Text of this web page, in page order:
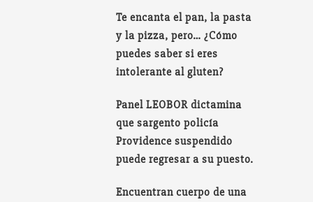
Te encanta el pan, la pasta
y la pizza, pero… ¿Cómo
puedes saber si eres
intolerante al gluten?
Panel LEOBOR dictamina
que sargento policía
Providence suspendido
puede regresar a su puesto.
Encuentran cuerpo de una